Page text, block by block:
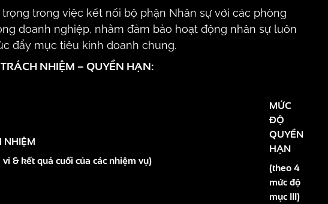
trọng trong việc kết nối bộ phận Nhân sự với các phòng
doanh nghiệp, nhằm đảm bảo hoạt động nhân sự luôn
đẩy mục tiêu kinh doanh chung.
NHIỆM – QUYỀN HẠN:
NHIỆM
& kết quả cuối của các nhiệm vụ)
MỨC
ĐỘ
QUYỀN
HẠN
(theo 4
mức độ
mục III)